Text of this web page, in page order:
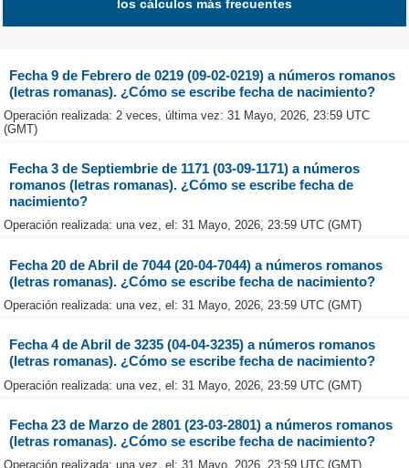
los cálculos más frecuentes
Fecha 9 de Febrero de 0219 (09-02-0219) a números romanos
(letras romanas). ¿Cómo se escribe fecha de nacimiento?
Operación realizada: 2 veces, última vez: 31 Mayo, 2026, 23:59 UTC
(GMT)
Fecha 3 de Septiembrie de 1171 (03-09-1171) a números
romanos (letras romanas). ¿Cómo se escribe fecha de
nacimiento?
Operación realizada: una vez, el: 31 Mayo, 2026, 23:59 UTC (GMT)
Fecha 20 de Abril de 7044 (20-04-7044) a números romanos
(letras romanas). ¿Cómo se escribe fecha de nacimiento?
Operación realizada: una vez, el: 31 Mayo, 2026, 23:59 UTC (GMT)
Fecha 4 de Abril de 3235 (04-04-3235) a números romanos
(letras romanas). ¿Cómo se escribe fecha de nacimiento?
Operación realizada: una vez, el: 31 Mayo, 2026, 23:59 UTC (GMT)
Fecha 23 de Marzo de 2801 (23-03-2801) a números romanos
(letras romanas). ¿Cómo se escribe fecha de nacimiento?
Operación realizada: una vez, el: 31 Mayo, 2026, 23:59 UTC (GMT)